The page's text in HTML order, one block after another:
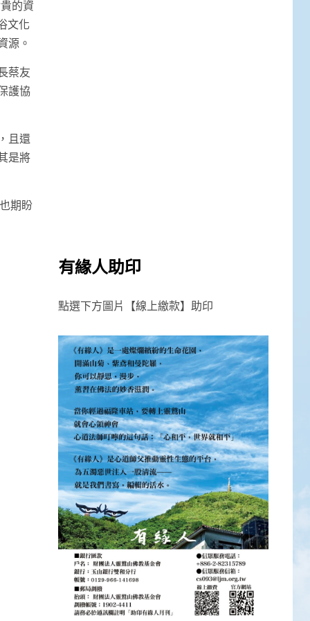
的資
文化
源。
蔡友
護協
且還
是將
期盼
有緣人助印
點選下方圖片【線上繳款】助印